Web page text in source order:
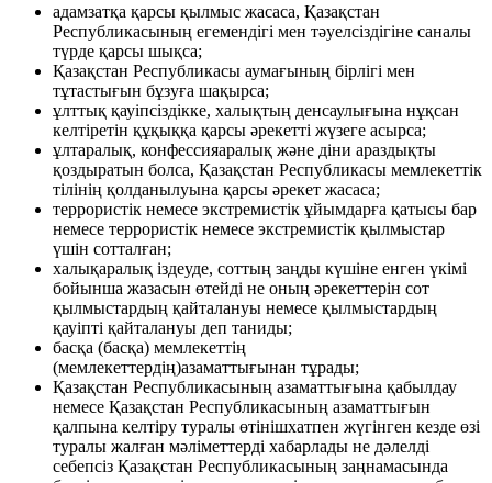
адамзатқа қарсы қылмыс жасаса, Қазақстан
Республикасының егемендiгi мен тәуелсiздiгiне саналы
түрде қарсы шықса;
Қазақстан Республикасы аумағының бiрлiгi мен
тұтастығын бұзуға шақырса;
ұлттық қауiпсiздiкке, халықтың денсаулығына нұқсан
келтiретiн құқыққа қарсы әрекетті жүзеге асырса;
ұлтаралық, конфессияаралық және дiни араздықты
қоздыратын болса, Қазақстан Республикасы мемлекеттiк
тiлiнiң қолданылуына қарсы әрекет жасаса;
террористік немесе экстремистік ұйымдарға қатысы бар
немесе террористік немесе экстремистік қылмыстар
үшін сотталған;
халықаралық іздеуде, соттың заңды күшіне енген үкімі
бойынша жазасын өтейді не оның әрекеттерін сот
қылмыстардың қайталануы немесе қылмыстардың
қауіпті қайталануы деп таниды;
басқа (басқа) мемлекеттің
(мемлекеттердің)азаматтығынан тұрады;
Қазақстан Республикасының азаматтығына қабылдау
немесе Қазақстан Республикасының азаматтығын
қалпына келтіру туралы өтінішхатпен жүгінген кезде өзі
туралы жалған мәліметтерді хабарлады не дәлелді
себепсіз Қазақстан Республикасының заңнамасында